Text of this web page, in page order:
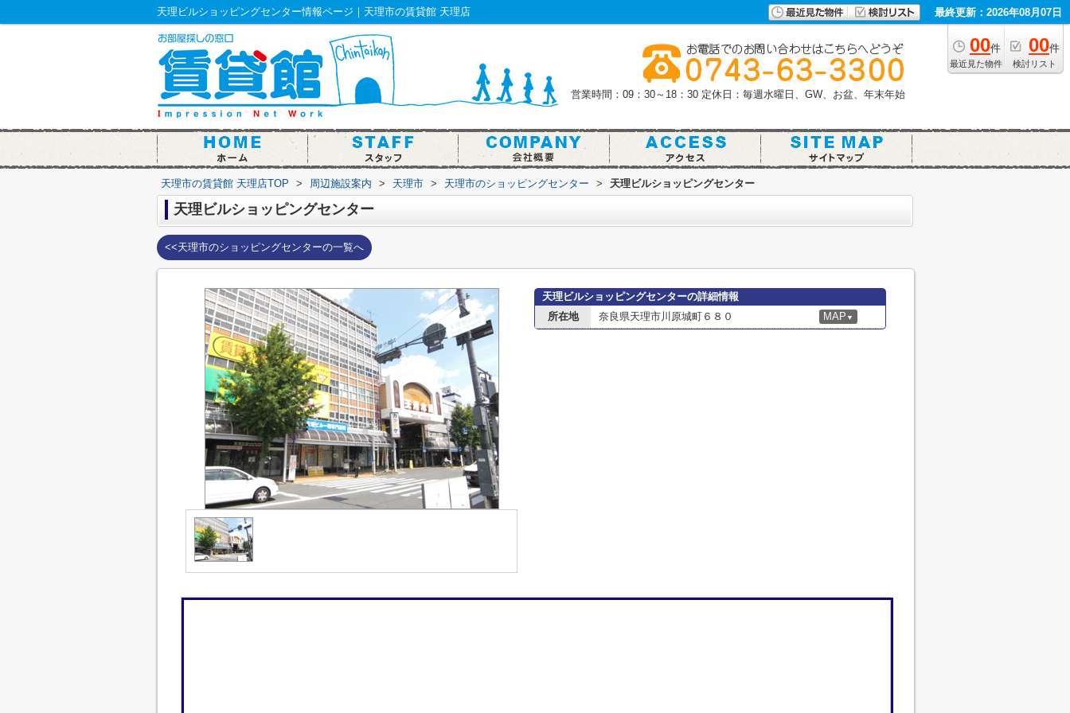
天理ビルショッピングセンター情報ページ｜天理市の賃貸館 天理店 最終更新：2026年08月07日
00件
最近見た物件
00件
検討リスト
営業時間：09：30～18：30 定休日：毎週水曜日、GW、お盆、年末年始
天理市の賃貸館 天理店TOP > 周辺施設案内 > 天理市 > 天理市のショッピングセンター > 天理ビルショッピングセンター
天理ビルショッピングセンター
<<天理市のショッピングセンターの一覧へ
天理ビルショッピングセンターの詳細情報
所在地
奈良県天理市川原城町６８０ MAP ▼